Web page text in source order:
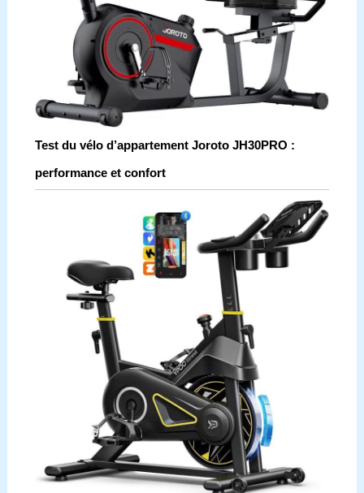
Test du vélo d’appartement Joroto JH30PRO :
performance et confort